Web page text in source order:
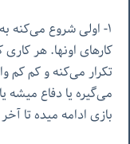
١- اولی شروع می‌کنه
کارهای اونها. هر
تکرار می‌کنه و کم کم
می‌گیره یا دفاع میشه
بازی ادامه میده تا